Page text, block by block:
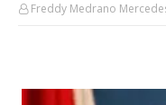
Freddy Medrano